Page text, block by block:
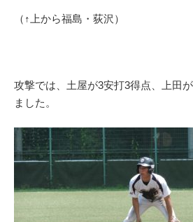
（↑上から福島・荻沢）
攻撃では、土屋が3安打3得点、上田
ました。